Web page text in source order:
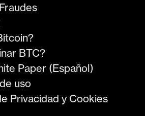
BTC?
Paper (Español)
uso
Privacidad y Cookies